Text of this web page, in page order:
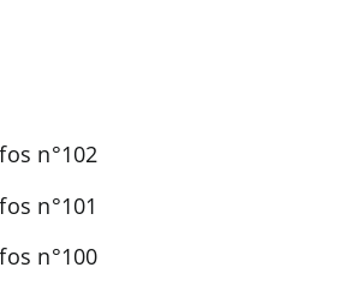
n°102
n°101
n°100